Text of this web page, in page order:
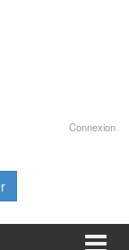
Connexion